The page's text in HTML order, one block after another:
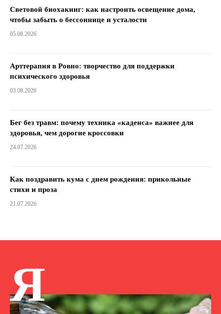
Световой биохакинг: как настроить освещение дома,
чтобы забыть о бессоннице и усталости
05.08.2026
Арттерапия в Ровно: творчество для поддержки
психического здоровья
03.08.2026
Бег без травм: почему техника «каденса» важнее для
здоровья, чем дорогие кроссовки
24.07.2026
Как поздравить кума с днем ​​рождения: прикольные
стихи и проза
21.07.2026
Я